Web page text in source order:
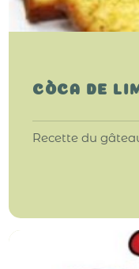
CÒCA DE
Recette du